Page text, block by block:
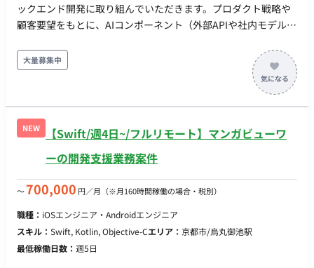
ックエンド開発に取り組んでいただきます。プロダクト戦略や
顧客要望をもとに、AIコンポーネント（外部APIや社内モデル）
件定義、API設計、データベース設計、およびバックエンド実装
を行います。 既にAIモデルの構築や検証を専任で行うエンジニ
アは在籍しているため、彼らと連携しながら「処理時間の長い
AIのレスポンスをどう非同期で処理するか」「エラー時のフォ
ールバックをどうするか」といった、AI特有のバックエンド課
題を解決していただきます。 デイリースタンドアップなどのミ
ーティングはチーム合同で実施しており、プロダクトやシステ
て価値提供に取り組んでいただきます。ご本人のスキルと希望
（Google Cloud / Azure）や、他メンバーのメンタリングとい
った業務に取り組むことも可能です。 【応募資格（必須）】 ・
生成AI（外部API等）を組み込んだWebアプリケーションにおけ
大量募集中
NEW
【Swift/週4日~/フルリモート】マンガビューワ
ーの開発支援業務案件
〜700,000 円／月 （※月160時間稼働の場合・税別）
職種： iOSエンジニア・Androidエンジニア
スキル： Swift, Kotlin, Objective-Cエリア： 京都市/烏丸御池駅
最低稼働日数： 週5日